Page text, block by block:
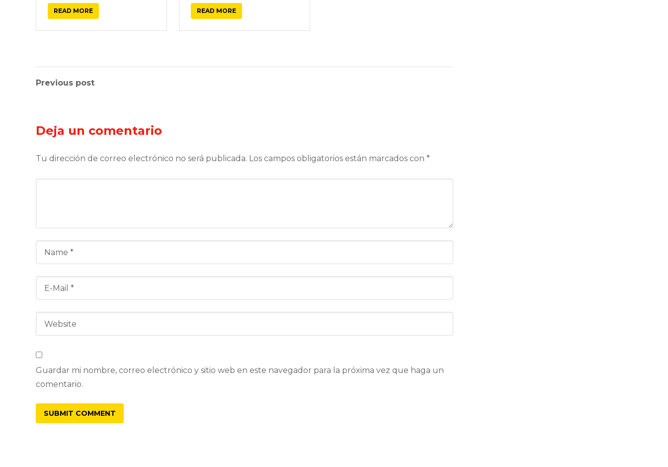
READ MORE READ MORE
Previous post
Deja un comentario
Tu dirección de correo electrónico no será publicada. Los campos obligatorios están marcados con *
Guardar mi nombre, correo electrónico y sitio web en este navegador para la próxima vez que haga un
comentario.